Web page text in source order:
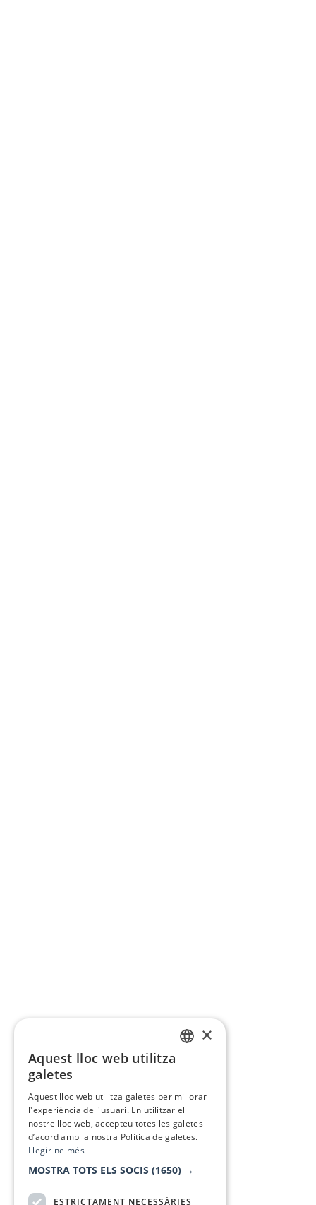
×
Aquest lloc web utilitza
galetes
Aquest lloc web utilitza galetes per millorar
l'experiència de l'usuari. En utilitzar el
nostre lloc web, accepteu totes les galetes
d’acord amb la nostra Política de galetes.
Llegir-ne més
MOSTRA TOTS ELS SOCIS (1650) →
ESTRICTAMENT NECESSÀRIES